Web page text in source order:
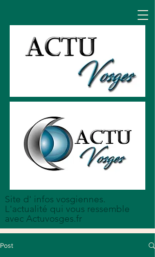
Site d' infos vosgiennes.
L'actualité qui vous ressemble
avec Actuvosges.fr
Post